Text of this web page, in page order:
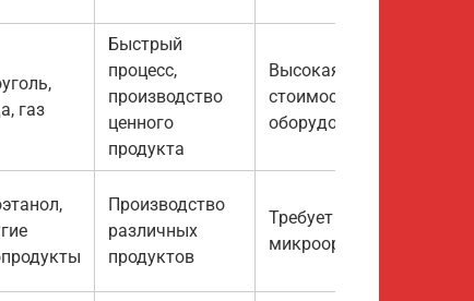
газ
Быстрый
процесс,
производство
ценного
продукта
Высокая
стоимость
оборудования
Производство
различных
продуктов
Требует контроля
микроорганизмов